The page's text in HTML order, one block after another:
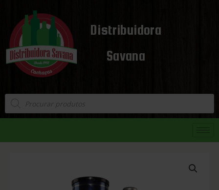
Distribuidora
Savana